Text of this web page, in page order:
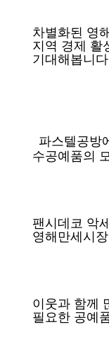
차별화된 영
지역 경제 활
기대해봅니
파스텔공방
수공예품의
팬시데코 악
영해만세시
이웃과 함께
필요한 공예